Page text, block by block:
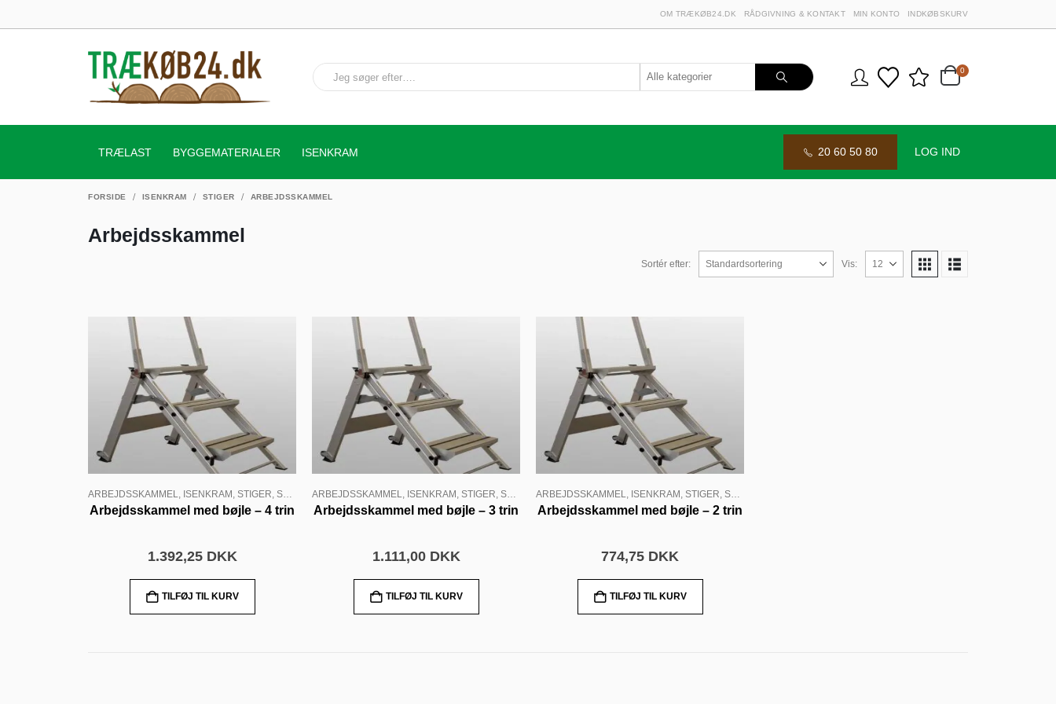
OM TRÆKØB24.DK RÅDGIVNING & KONTAKT MIN KONTO INDKØBSKURV
0
TRÆLAST BYGGEMATERIALER ISENKRAM 20 60 50 80 LOG IND
FORSIDE ISENKRAM STIGER ARBEJDSSKAMMEL
Arbejdsskammel
Sortér efter: Vis:
ARBEJDSSKAMMEL, ISENKRAM , STIGER, STIGER ALU
Arbejdsskammel med bøjle – 4 trin
1.392,25 DKK
TILFØJ TIL KURV
ARBEJDSSKAMMEL, ISENKRAM , STIGER, STIGER ALU
Arbejdsskammel med bøjle – 3 trin
1.111,00 DKK
TILFØJ TIL KURV
ARBEJDSSKAMMEL, ISENKRAM , STIGER, STIGER ALU
Arbejdsskammel med bøjle – 2 trin
774,75 DKK
TILFØJ TIL KURV